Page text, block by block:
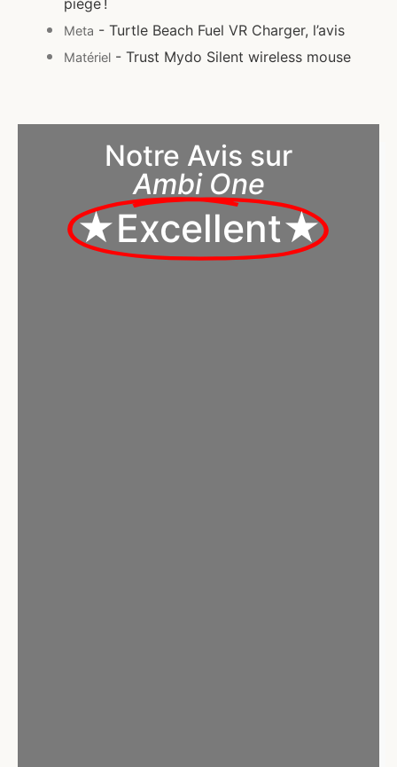
Meta - Turtle Beach Fuel VR Charger, l’avis
Matériel - Trust Mydo Silent wireless mouse
Notre Avis sur
Ambi One
★Excellent★